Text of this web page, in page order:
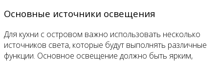
Основные источники освещения
Для кухни с островом важно использовать несколько
источников света, которые будут выполнять различные
функции. Основное освещение должно быть ярким,